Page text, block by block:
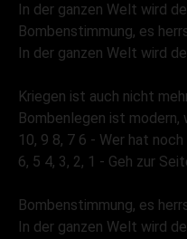
In der ganzen Welt wird
Bombenstimmung, es
In der ganzen Welt wird
Kriegen ist auch nicht
Bombenlegen ist modern,
10, 9 8, 7 6 - Wer hat
6, 5 4, 3, 2, 1 - Geh zur
Bombenstimmung, es
In der ganzen Welt wird